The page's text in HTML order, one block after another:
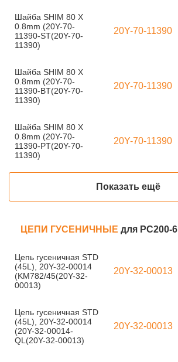
Шайба SHIM 80 X
0.8mm (20Y-70-
11390-ST(20Y-70-
11390)
20Y-70-11390
Шайба SHIM 80 X
0.8mm (20Y-70-
11390-BT(20Y-70-
11390)
20Y-70-11390
Шайба SHIM 80 X
0.8mm (20Y-70-
11390-PT(20Y-70-
11390)
20Y-70-11390
Показать ещё
ЦЕПИ ГУСЕНИЧНЫЕ для PC200-6
Цепь гусеничная STD
(45L), 20Y-32-00014
(KM782/45(20Y-32-
00013)
20Y-32-00013
Цепь гусеничная STD
(45L), 20Y-32-00014
(20Y-32-00014-
QL(20Y-32-00013)
20Y-32-00013